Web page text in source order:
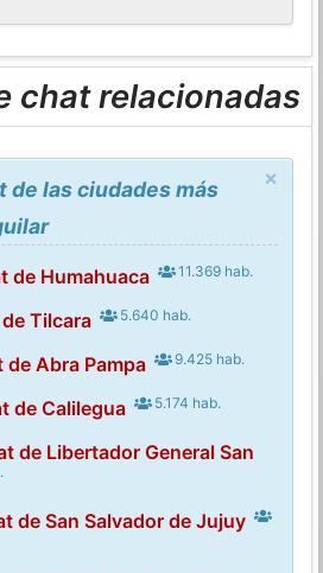
chat relacionadas
×
de las ciudades más
de Humahuaca 11.369 hab.
Tilcara 5.640 hab.
de Abra Pampa 9.425 hab.
de Calilegua 5.174 hab.
de Libertador General San
de San Salvador de Jujuy